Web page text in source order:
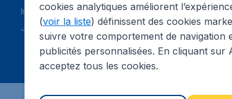
Information Légale
Jobs
cookies analytiques améliorent
(voir la liste) définissent des cookies
suivre votre comportement de navigation
publicités personnalisées. En cliquant sur
acceptez tous les cookies.